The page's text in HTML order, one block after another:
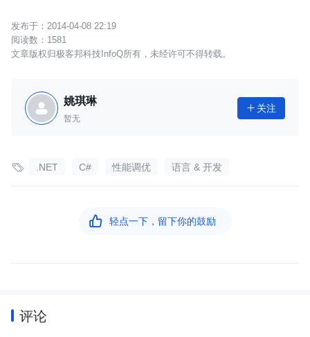
2014-04-08 22:19
1581
文章版权归极客邦科技InfoQ所有，未经许可不得转载。
姚琪琳
暂无
 关注
 .NET C# 性能调优 语言 & 开发
 轻点一下，留下你的鼓励
评论